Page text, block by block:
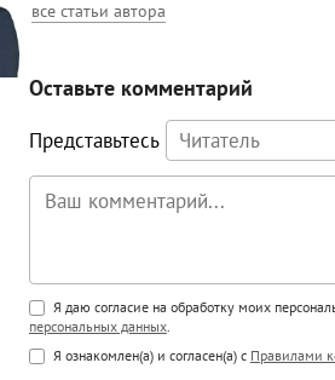
все статьи автора
Оставьте комментарий
Представьтесь
Поддержка HTML
<b>, <strong>, <u>, <i>, <em>,
<blockquote>, <code>
Я даю согласие на обработку моих
персональных данных.
Я ознакомлен(а) и согласен(а) с Правилами